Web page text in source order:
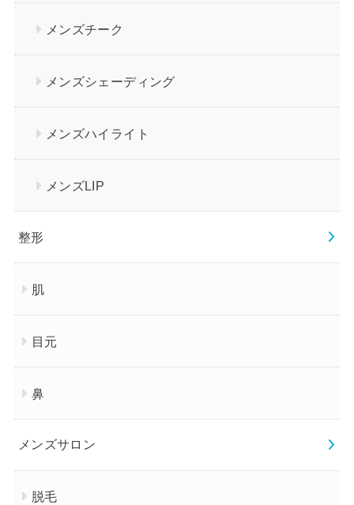
メンズチーク
メンズシェーディング
メンズハイライト
メンズLIP
整形
肌
目元
鼻
メンズサロン
脱毛